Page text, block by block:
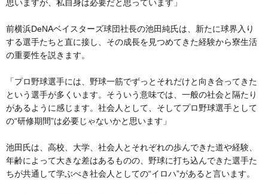
思いますが、私自身は必要だと思っています」
前横浜DeNAベイスターズ球団社長の池田純氏は、新たに球界入り
する選手たちと直に接し、その成長を見つめてきた経験から寮生活
の重要性を説きます。
「プロ野球選手には、野球一筋でずっとそれだけと向き合ってきた
という選手が多くいます。そういう意味では、一般の社会と隔たり
があるように感じます。社会人として、そしてプロ野球選手として
の“研修期間”は必要じゃないかと思います」
池田氏は、高校、大学、社会人とそれぞれの歩んできた道や経験、
年齢によって大きな差はあるものの、野球に打ち込んできた選手た
ちが共通して学ぶべき社会人としての“イロハ”があると言います。